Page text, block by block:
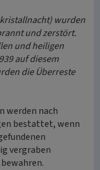
wurden
und zerstört.
und heiligen
auf diesem
die Überreste
werden nach
bestattet, wenn
vergraben